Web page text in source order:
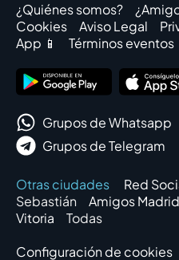
¿Quiénes somos?
Cookies
Aviso Legal
App 📱
Términos eventos
Grupos de Whatsapp
Grupos de Telegram
Otras ciudades Red
Sebastián
Amigos Madrid
Vitoria
Todas
Configuración de cookies